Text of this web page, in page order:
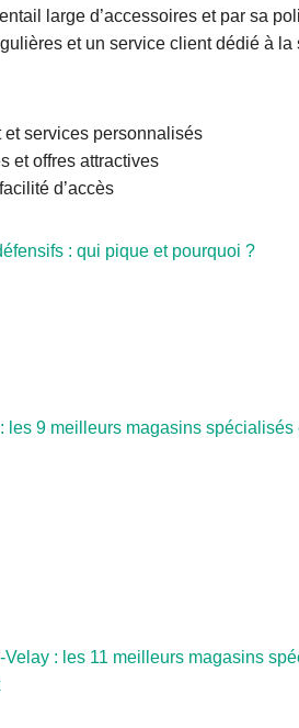
large d’accessoires et par sa
et un service client dédié à la
et services personnalisés
et offres attractives
d’accès
: qui pique et pourquoi ?
les 9 meilleurs magasins spécialisés
Velay : les 11 meilleurs magasins